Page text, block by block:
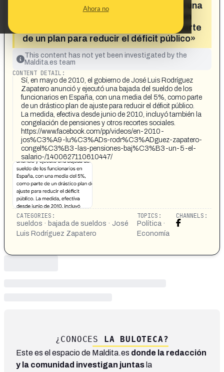
Ahora no
Rodríguez Zapatero anunció y ejecutó una
bajada del sueldo de los funcionarios en
España con una media del 5% como parte
de un plan para reducir el déficit público»
This content has not yet been investigated by the
Maldita.es team
CONTENT DETAIL:
Sí, en mayo de 2010, el gobierno de José Luis Rodríguez
Zapatero anunció y ejecutó una bajada del sueldo de los
funcionarios en España, con una media del 5%, como parte
de un drástico plan de ajuste para reducir el déficit público.
La medida, efectiva desde junio de 2010, incluyó también la
congelación de pensiones y otros recortes sociales.
https://www.facebook.com/pp/videos/en-2010-
jos%C3%A9-lu%C3%ADs-rodr%C3%ADguez-zapatero-
congel%C3%B3-las-pensiones-baj%C3%B3-un-5-el-
salario-/1400627110610447/
CATEGORIES:
sueldos · bajada de sueldos · José
Luis Rodríguez Zapatero
TOPICS:
Política ·
Economía
CHANNELS:
¿CONOCES LA BULOTECA?
Este es el espacio de Maldita.es donde la redacción
y la comunidad investigan juntas la